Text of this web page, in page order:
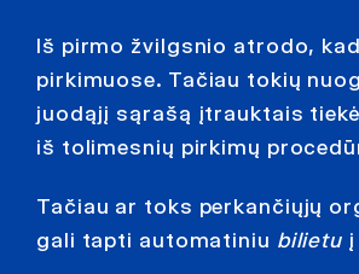
Iš pirmo žvilgsnio atrodo,
pirkimuose. Tačiau tokių
juodąjį sąrašą įtrauktais
iš tolimesnių pirkimų
Tačiau ar toks perkančiųjų
gali tapti automatiniu bilietu